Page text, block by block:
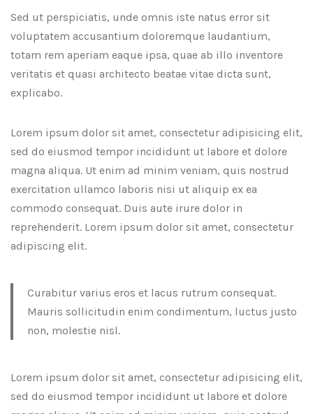
Sed ut perspiciatis, unde omnis iste natus error sit
voluptatem accusantium doloremque laudantium,
totam rem aperiam eaque ipsa, quae ab illo inventore
veritatis et quasi architecto beatae vitae dicta sunt,
explicabo.
Lorem ipsum dolor sit amet, consectetur adipisicing elit,
sed do eiusmod tempor incididunt ut labore et dolore
magna aliqua. Ut enim ad minim veniam, quis nostrud
exercitation ullamco laboris nisi ut aliquip ex ea
commodo consequat. Duis aute irure dolor in
reprehenderit. Lorem ipsum dolor sit amet, consectetur
adipiscing elit.
Curabitur varius eros et lacus rutrum consequat.
Mauris sollicitudin enim condimentum, luctus justo
non, molestie nisl.
Lorem ipsum dolor sit amet, consectetur adipisicing elit,
sed do eiusmod tempor incididunt ut labore et dolore